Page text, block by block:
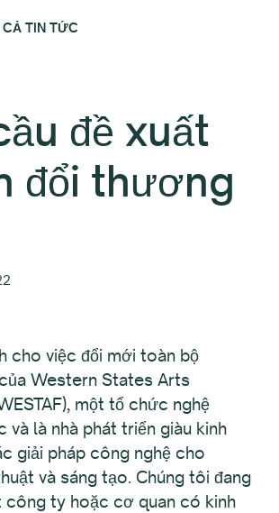
TIN TỨC
đề xuất
đổi thương
cho việc đổi mới toàn bộ
Western States Arts
một tổ chức nghệ
và là nhà phát triển giàu kinh
giải pháp công nghệ cho
và sáng tạo. Chúng tôi đang
công ty hoặc cơ quan có kinh